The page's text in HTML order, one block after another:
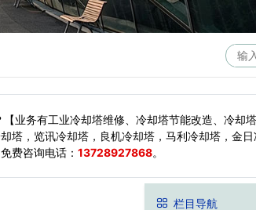
业务有工业冷却塔维修、冷却塔节能改造、冷却
塔，览讯冷却塔，良机冷却塔，马利冷却塔，金
免费咨询电话： 13728927868。
栏目导航